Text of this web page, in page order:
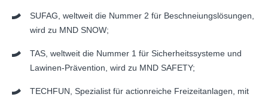
SUFAG, weltweit die Nummer 2 für Beschneiungslösungen,
wird zu MND SNOW;
TAS, weltweit die Nummer 1 für Sicherheitssysteme und
Lawinen-Prävention, wird zu MND SAFETY;
TECHFUN, Spezialist für actionreiche Freizeitanlagen, mit